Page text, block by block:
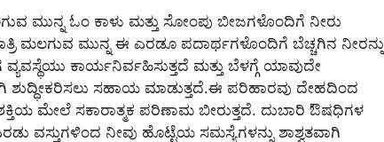
ಮುನ್ನ ಓಂ ಕಾಳು ಮತ್ತು ಸೋಂಪು ಬೀಜಗಳೊಂದಿಗೆ ನೀರು
ಮಲಗುವ ಮುನ್ನ ಈ ಎರಡೂ ಪದಾರ್ಥಗಳೊಂದಿಗೆ ಬೆಚ್ಚಗಿನ ನೀರನ್ನು
ಕಾರ್ಯನಿರ್ವಹಿಸುತ್ತದೆ ಮತ್ತು ಬೆಳಗ್ಗೆ ಯಾವುದೇ
ಶುದ್ಧೀಕರಿಸಲು ಸಹಾಯ ಮಾಡುತ್ತದೆ.ಈ ಪರಿಹಾರವು ದೇಹದಿಂದ
ಮೇಲೆ ಸಕಾರಾತ್ಮಕ ಪರಿಣಾಮ ಬೀರುತ್ತದೆ. ದುಬಾರಿ ಔಷಧಿಗಳ
ವಸ್ತುಗಳಿಂದ ನೀವು ಹೊಟ್ಟೆಯ ಸಮಸ್ಯೆಗಳನ್ನು ಶಾಶ್ವತವಾಗಿ